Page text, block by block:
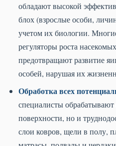
обладают высокой
блох (взрослые особи,
учетом их биологии.
регуляторы роста
предотвращают развитие
особей, нарушая их
Обработка всех
специалисты
поверхности, но и
слои ковров, щели в полу,